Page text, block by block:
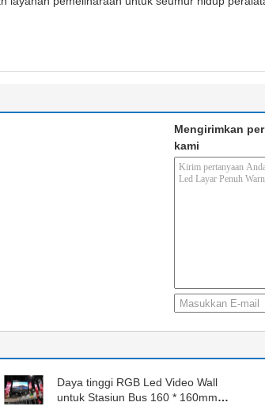
Mengirimkan
kami
Daya tinggi RGB Led Video Wall
untuk Stasiun Bus 160 * 160mm